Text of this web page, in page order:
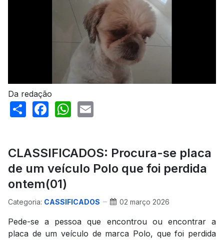
Da redação
ShareFacebook
WhatsApp
CLASSIFICADOS: Procura-se placa
de um veículo Polo que foi perdida
ontem(01)
Categoria: CASSIFICADOS 02 março 2026
Pede-se a pessoa que encontrou ou encontrar a
placa de um veículo de marca Polo, que foi perdida